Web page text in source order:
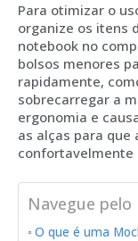
Para otimizar o
organize os itens
notebook no
bolsos menores
rapidamente,
sobrecarregar a
ergonomia e
as alças para que
confortavelmente
Navegue pelo
O que é uma